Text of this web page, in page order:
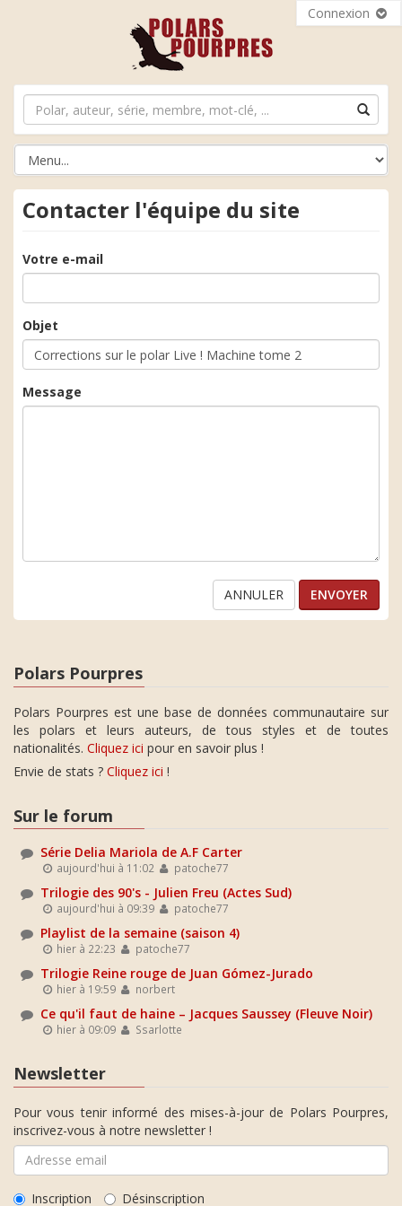
Connexion
Contacter l'équipe du site
Votre e-mail
Objet
Message
ANNULER
Polars Pourpres
Polars Pourpres est une base de données communautaire sur
les polars et leurs auteurs, de tous styles et de toutes
nationalités. Cliquez ici pour en savoir plus !
Envie de stats ? Cliquez ici !
Sur le forum
Série Delia Mariola de A.F Carter
aujourd'hui à 11:02 patoche77
Trilogie des 90's - Julien Freu (Actes Sud)
aujourd'hui à 09:39 patoche77
Playlist de la semaine (saison 4)
hier à 22:23 patoche77
Trilogie Reine rouge de Juan Gómez-Jurado
hier à 19:59 norbert
Ce qu'il faut de haine – Jacques Saussey (Fleuve Noir)
hier à 09:09 Ssarlotte
Newsletter
Pour vous tenir informé des mises-à-jour de Polars Pourpres,
inscrivez-vous à notre newsletter !
Inscription Désinscription